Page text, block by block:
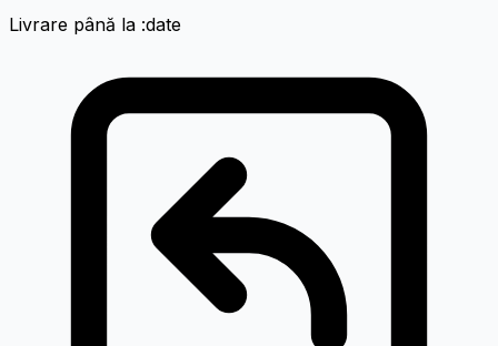
Livrare până la :date